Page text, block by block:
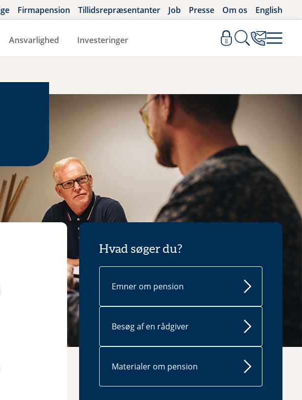
Firmapension Tillidsrepræsentanter Job Presse Om os English
Ansvarlighed Investeringer
Hvad søger du?
Emner om pension
Besøg af en rådgiver
Materialer om pension